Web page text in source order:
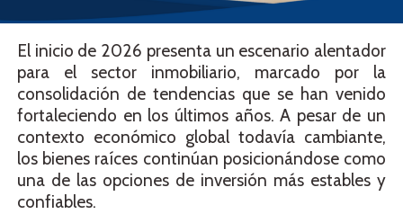
El inicio de 2026 presenta un escenario alentador
para el sector inmobiliario, marcado por la
consolidación de tendencias que se han venido
fortaleciendo en los últimos años. A pesar de un
contexto económico global todavía cambiante,
los bienes raíces continúan posicionándose como
una de las opciones de inversión más estables y
confiables.